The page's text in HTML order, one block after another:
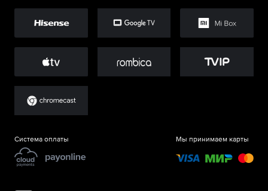
Система оплаты Мы принимаем карты